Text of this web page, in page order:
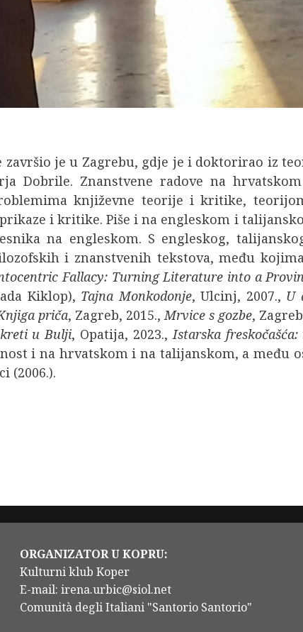
je u Zagrebu, gdje je i doktorirao iz
Dobrile. Znanstvene radove na
književne teorije i kritike,
i kritike. Piše i na engleskom i
na engleskom. S engleskog,
i znanstvenih tekstova, među
Fallacy: Turning Literature into a
Kiklop), Tajna Monkodonje, Ulcinj, 2007., U
priča, Zagreb, 2015.,Mrvice s gozbe,
u Bulji, Opatija, 2023.,Istarska freskočašća:
i na hrvatskom i na talijanskom, a među
(2006.).
ORGANIZATOR U KOPRU:
Kulturni klub Koper
E-mail: irena.urbic@siol.net
Comunità degli Italiani "Santorio Santorio"